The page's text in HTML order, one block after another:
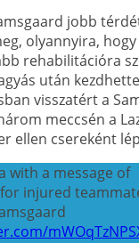
jobb
olyannyira,
rehabilitációra
után
visszatért a
meccsén a
ellen csereként
with a message of
injured